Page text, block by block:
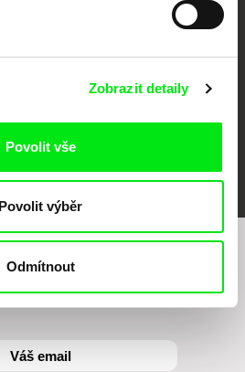
Zobrazit detaily
Povolit vše
Povolit výběr
Odmítnout
MFDF Ji.hlava
informováni o našem